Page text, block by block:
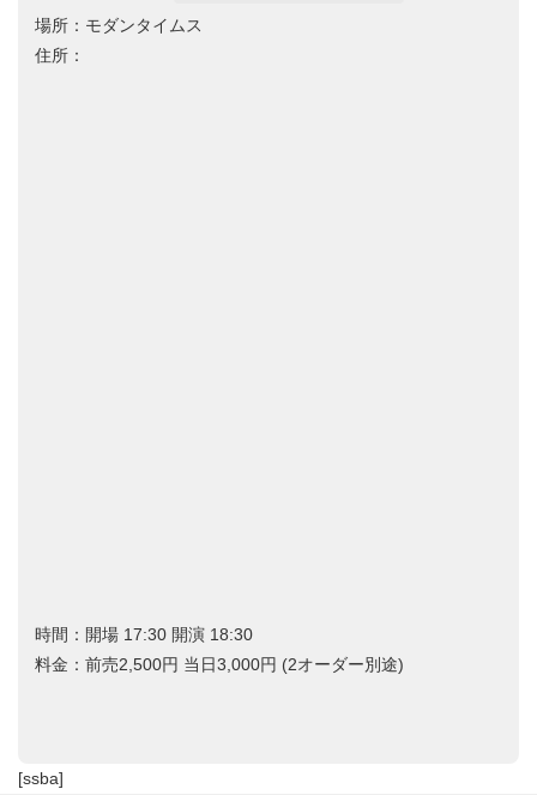
場所：モダンタイムス
住所：
時間：開場 17:30 開演 18:30
料金：前売2,500円 当日3,000円 (2オーダー別途)
[ssba]